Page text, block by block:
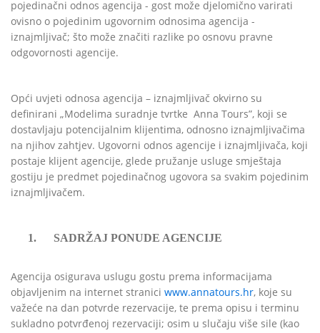
pojedinačni odnos agencija - gost može djelomično varirati
ovisno o pojedinim ugovornim odnosima agencija -
iznajmljivač; što može značiti razlike po osnovu pravne
odgovornosti agencije.
Opći uvjeti odnosa agencija – iznajmljivač okvirno su
definirani „Modelima suradnje tvrtke Anna Tours”, koji se
dostavljaju potencijalnim klijentima, odnosno iznajmljivačima
na njihov zahtjev. Ugovorni odnos agencije i iznajmljivača, koji
postaje klijent agencije, glede pružanje usluge smještaja
gostiju je predmet pojedinačnog ugovora sa svakim pojedinim
iznajmljivačem.
1. SADRŽAJ PONUDE AGENCIJE
Agencija osigurava uslugu gostu prema informacijama
objavljenim na internet stranici www.annatours.hr, koje su
važeće na dan potvrde rezervacije, te prema opisu i terminu
sukladno potvrđenoj rezervaciji; osim u slučaju više sile (kao